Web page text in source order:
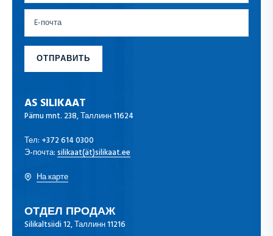
ОТПРАВИТЬ
AS SILIKAAT
Pärnu mnt. 238, Таллинн 11624
Тел: +372 614 0300
Э-почта:silikaat(ät)silikaat.ee
На карте
ОТДЕЛ ПРОДАЖ
Silikaltsiidi 12, Таллинн 11216